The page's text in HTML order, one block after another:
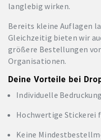
langlebig wirken.
Bereits kleine Auflagen
Gleichzeitig bieten wir
größere Bestellungen
Organisationen.
Deine Vorteile bei
Individuelle
Hochwertige Stickerei
Keine